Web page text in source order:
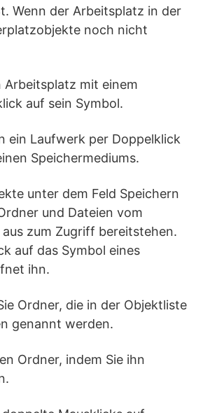
Wenn der Arbeitsplatz in der
noch nicht
Arbeitsplatz mit einem
auf sein Symbol.
ein Laufwerk per Doppelklick
Speichermediums.
unter dem Feld Speichern
und Dateien vom
zum Zugriff bereitstehen.
auf das Symbol eines
ihn.
Ordner, die in der Objektliste
genannt werden.
Ordner, indem Sie ihn